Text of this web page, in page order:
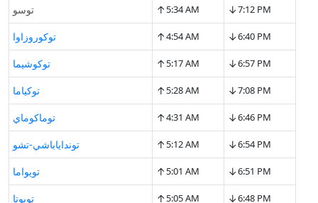
توسو ↑5:34 AM ↓7:12 PM
توكوروزاوا ↑4:54 AM ↓6:40 PM
توكوشيما ↑5:17 AM ↓6:57 PM
توكياما ↑5:28 AM ↓7:08 PM
توماكوماي ↑4:31 AM ↓6:46 PM
تونداياباشي-تشو ↑5:12 AM ↓6:54 PM
تويواما ↑5:01 AM ↓6:51 PM
تويوتا ↑5:05 AM ↓6:48 PM